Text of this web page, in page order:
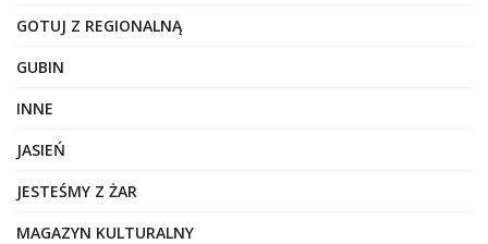
GOTUJ Z REGIONALNĄ
GUBIN
INNE
JASIEŃ
JESTEŚMY Z ŻAR
MAGAZYN KULTURALNY